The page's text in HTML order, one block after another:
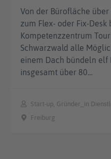
Von der Bürofläche
zum Flex- oder Fix-Desk
Kompetenzzentrum
Schwarzwald alle
einem Dach bündeln elf
insgesamt über 80…
Start-up, Gründer_in
Freiburg